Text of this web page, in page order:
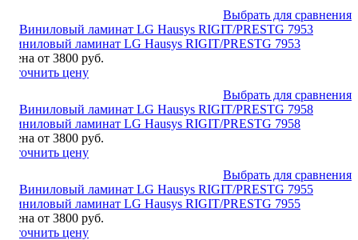
Выбрать для сравнения
Виниловый ламинат LG Hausys RIGIT/PRESTG 7953
Цена от 3800 руб.
Уточнить цену
Выбрать для сравнения
Виниловый ламинат LG Hausys RIGIT/PRESTG 7958
Цена от 3800 руб.
Уточнить цену
Выбрать для сравнения
Виниловый ламинат LG Hausys RIGIT/PRESTG 7955
Цена от 3800 руб.
Уточнить цену